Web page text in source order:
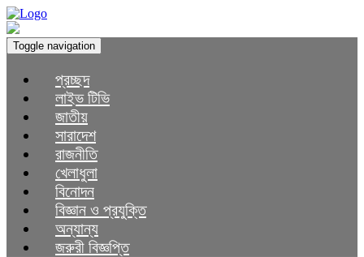
Toggle navigation
প্রচ্ছদ
লাইভ টিভি
জাতীয়
সারাদেশ
রাজনীতি
খেলাধুলা
বিনোদন
বিজ্ঞান ও প্রযুক্তি
অন্যান্য
জরুরী বিজ্ঞপ্তি